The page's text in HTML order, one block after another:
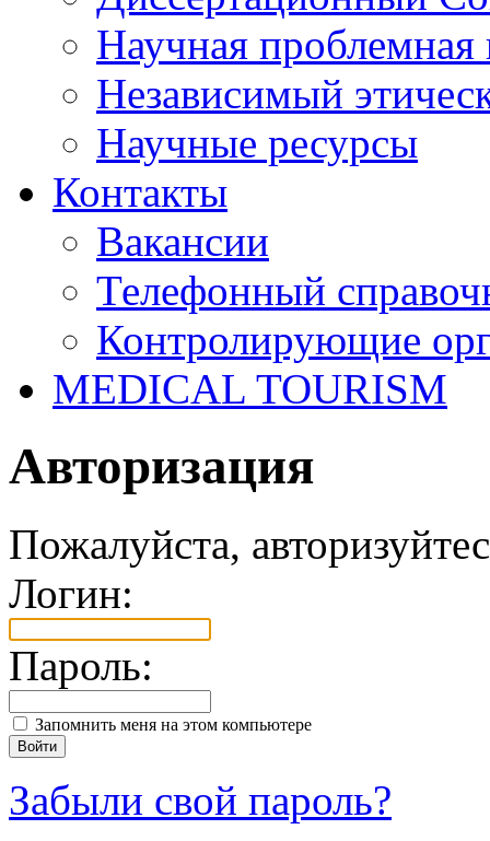
Научная проблемная
Независимый
Научные ресурсы
Контакты
Вакансии
Телефонный
Контролирующие
MEDICAL TOURISM
Авторизация
Пожалуйста,
Логин:
Пароль:
Запомнить меня на этом компьютере
Забыли свой пароль?